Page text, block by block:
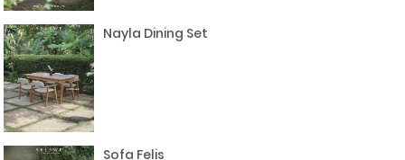
Nayla Dining Set
Sofa Felis